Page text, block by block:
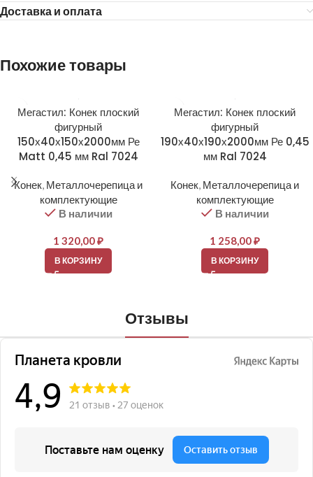
Доставка и оплата
Похожие товары
Мегастил: Конек плоский
фигурный
150х40х150х2000мм Ре
Matt 0,45 мм Ral 7024
Конек, Металлочерепица и
комплектующие
В наличии
1 320,00₽
В КОРЗИНУ
Мегастил: Конек плоский
фигурный
190х40х190х2000мм Ре 0,45
мм Ral 7024
Конек, Металлочерепица и
комплектующие
В наличии
1 258,00₽
В КОРЗИНУ
Отзывы